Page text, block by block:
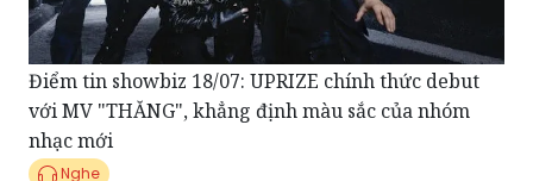
Điểm tin showbiz 18/07: UPRIZE chính thức debut
với MV "THĂNG", khẳng định màu sắc của nhóm
nhạc mới
Nghe